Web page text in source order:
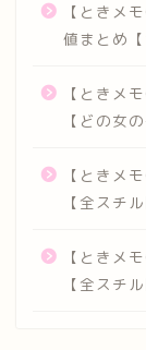
【ときメ
値まとめ
【ときメ
【どの女
【ときメ
【全スチル
【ときメ
【全スチル